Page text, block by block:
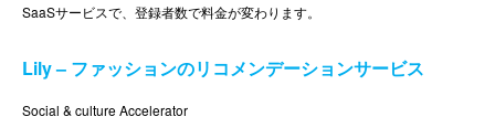
SaaSサービスで、登録者数で料金が変わります。
Lily – ファッションのリコメンデーションサービス
Social & culture Accelerator